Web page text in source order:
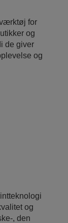
for
og
de giver
og
og
, den